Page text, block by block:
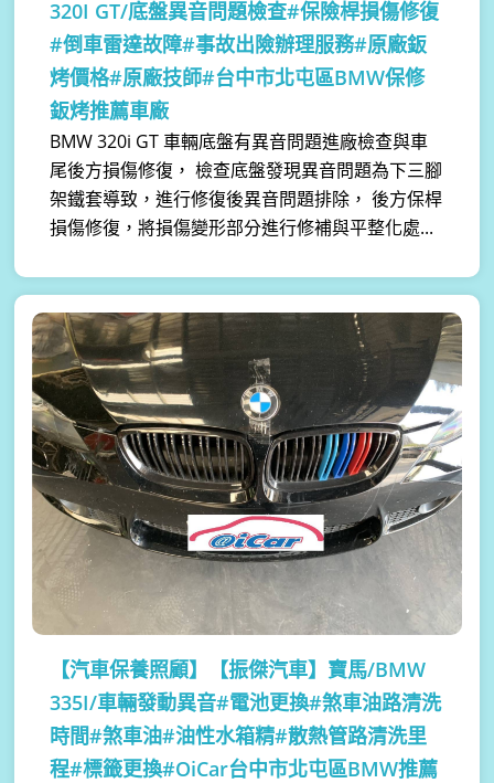
320I GT/底盤異音問題檢查#保險桿損傷修復
#倒車雷達故障#事故出險辦理服務#原廠鈑
烤價格#原廠技師#台中市北屯區BMW保修
鈑烤推薦車廠
BMW 320i GT 車輛底盤有異音問題進廠檢查與車
尾後方損傷修復， 檢查底盤發現異音問題為下三腳
架鐵套導致，進行修復後異音問題排除， 後方保桿
損傷修復，將損傷變形部分進行修補與平整化處...
【汽車保養照顧】
【振傑汽車】寶馬/BMW
335I/車輛發動異音#電池更換#煞車油路清洗
時間#煞車油#油性水箱精#散熱管路清洗里
程#標籤更換#OiCar台中市北屯區BMW推薦